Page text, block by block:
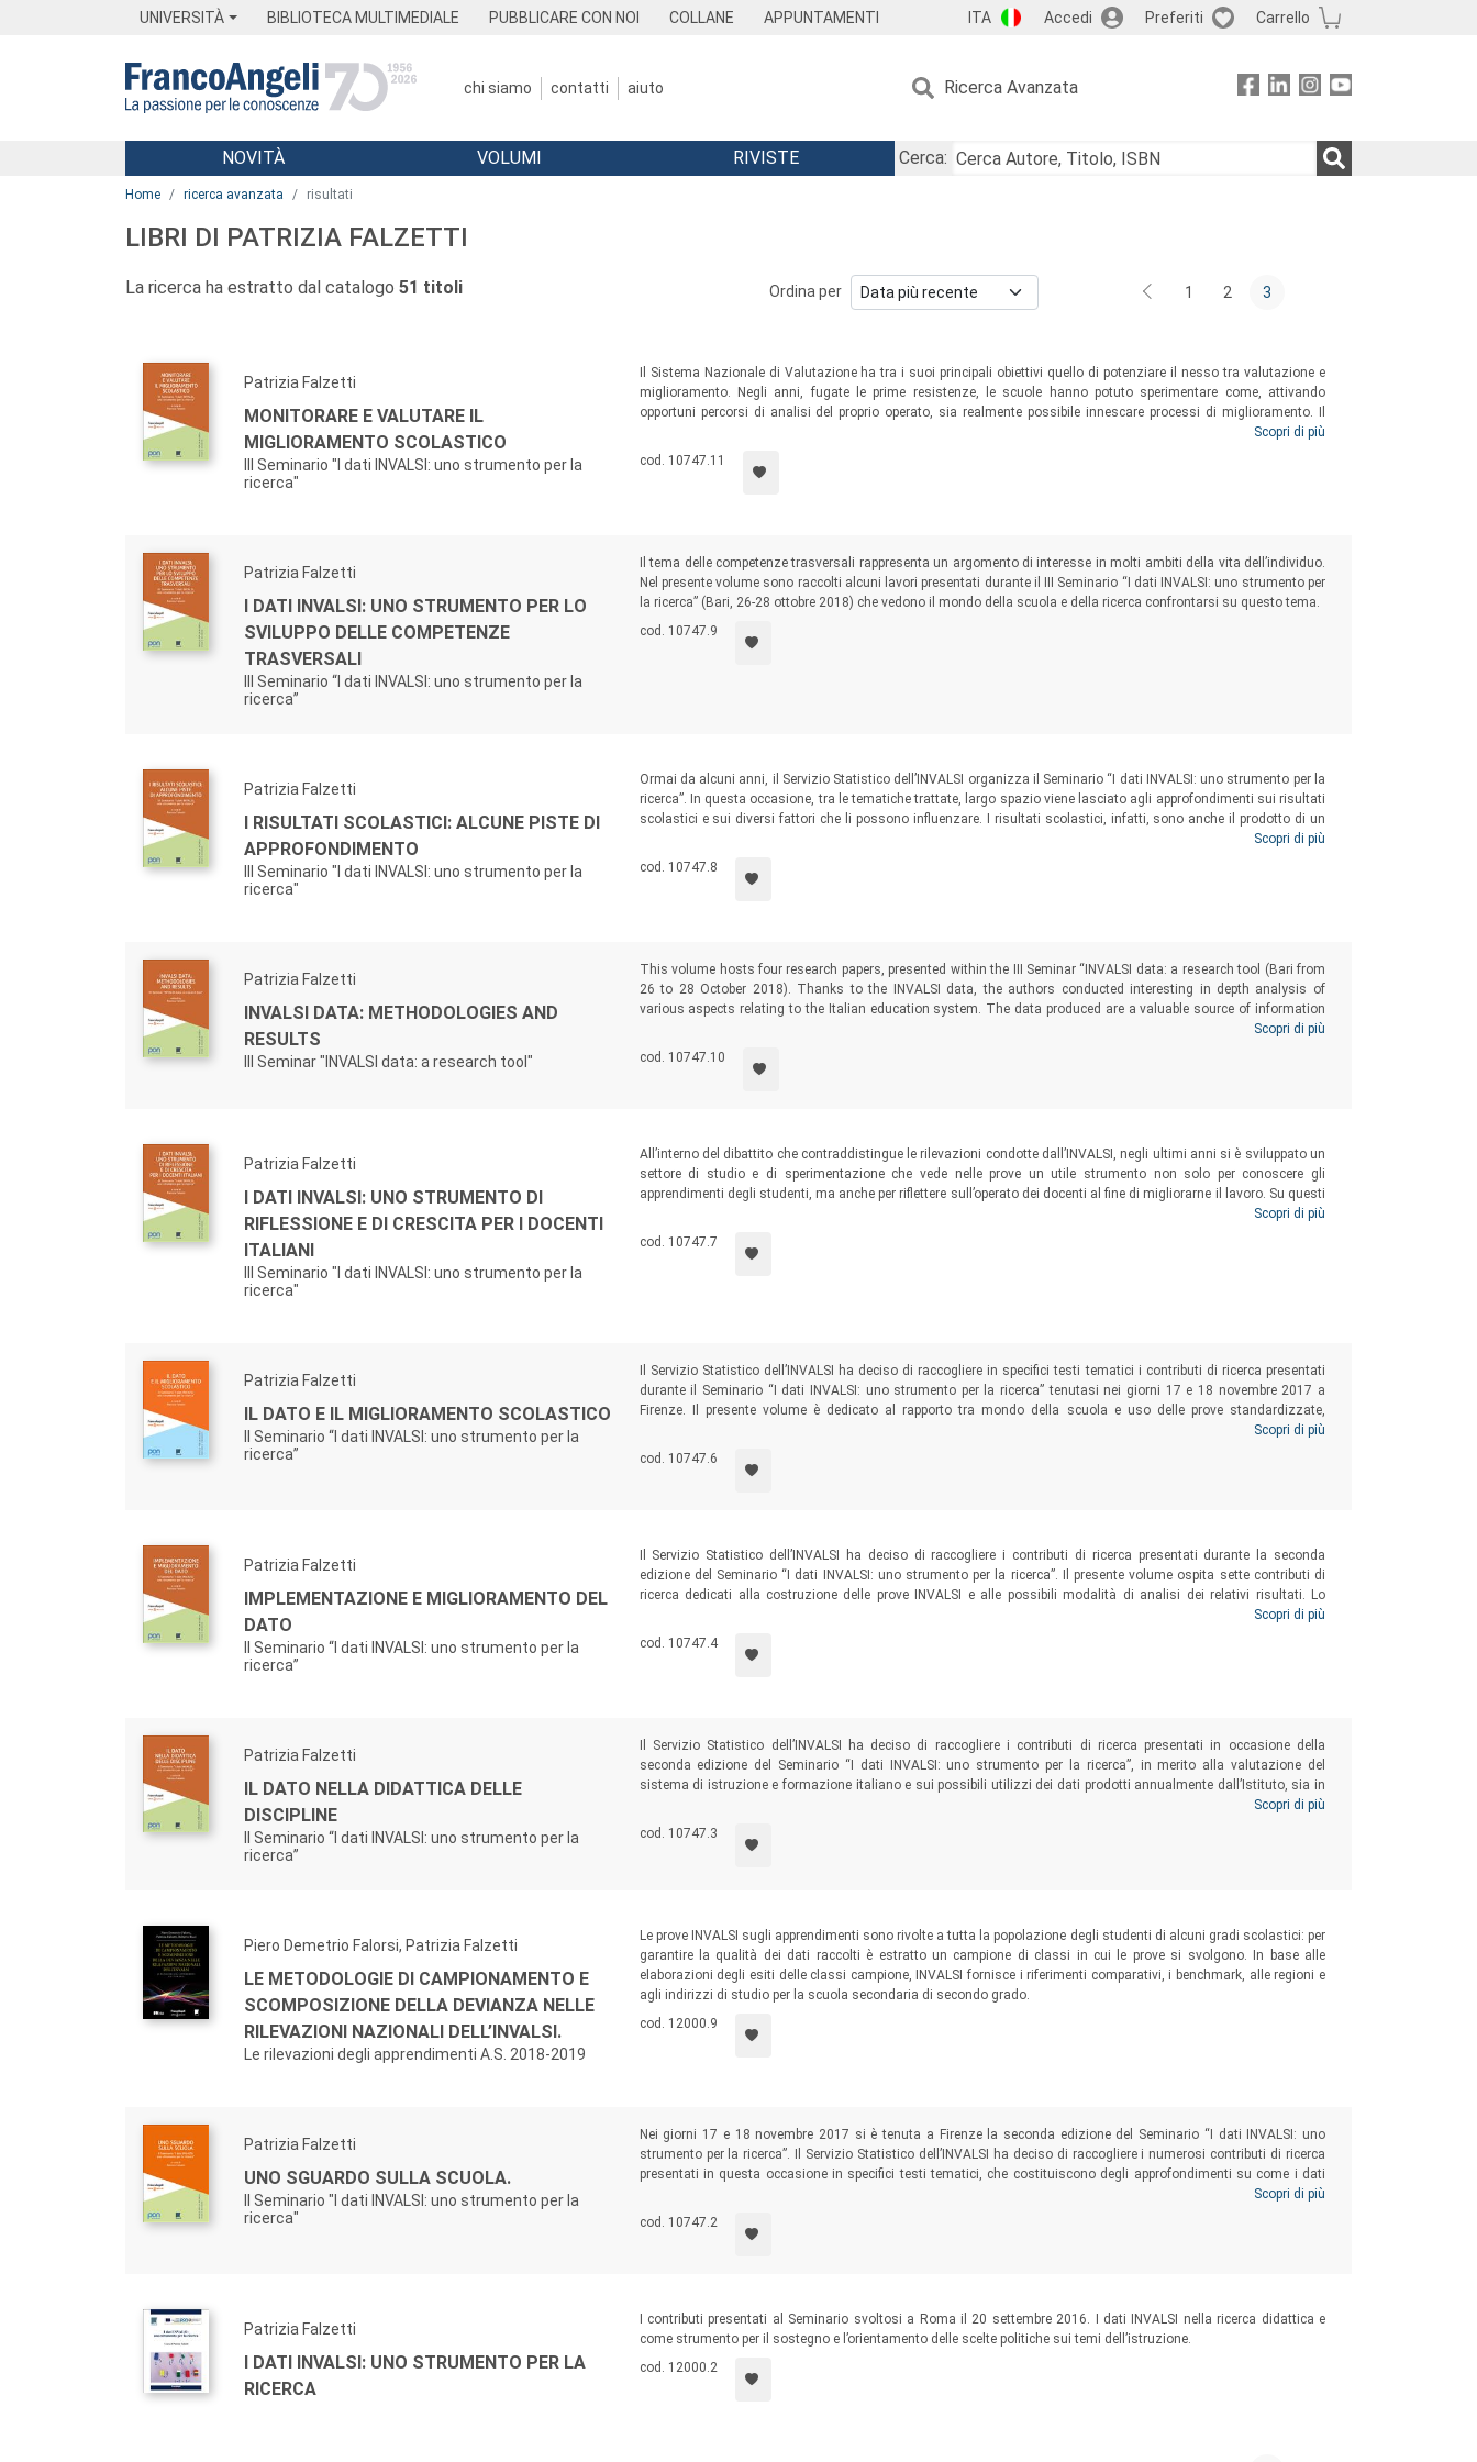
UNIVERSITÀ BIBLIOTECA MULTIMEDIALE PUBBLICARE CON NOI COLLANE APPUNTAMENTI ITA Accedi Preferiti Carrello
chi siamo contatti aiuto Ricerca Avanzata
Menu
NOVITÀ VOLUMI RIVISTE
Cerca:
Home ricerca avanzata risultati
LIBRI DI PATRIZIA FALZETTI
La ricerca ha estratto dal catalogo 51 titoli Ordina per 1 2 3
Patrizia Falzetti
MONITORARE E VALUTARE IL
MIGLIORAMENTO SCOLASTICO
III Seminario "I dati INVALSI: uno strumento per la
ricerca"
Il Sistema Nazionale di Valutazione ha tra i suoi principali obiettivi quello di potenziare il nesso tra valutazione e
miglioramento. Negli anni, fugate le prime resistenze, le scuole hanno potuto sperimentare come, attivando
opportuni percorsi di analisi del proprio operato, sia realmente possibile innescare processi di miglioramento. Il
Seminario, organizzato da alcuni anni dal Servizio Statistico dell’INVALSI, è diventato nel tempo un appuntamento
immancabile per coloro che, da diversi punti di vista, hanno interesse a confrontarsi sulle possibili ricadute, in
ambito didattico o di ricerca empirica, che i dati prodotti dall’Istituto possono generare.
Scopri di più
cod. 10747.11
Patrizia Falzetti
I DATI INVALSI: UNO STRUMENTO PER LO
SVILUPPO DELLE COMPETENZE
TRASVERSALI
III Seminario “I dati INVALSI: uno strumento per la
ricerca”
Il tema delle competenze trasversali rappresenta un argomento di interesse in molti ambiti della vita dell’individuo.
Nel presente volume sono raccolti alcuni lavori presentati durante il III Seminario “I dati INVALSI: uno strumento per
la ricerca” (Bari, 26-28 ottobre 2018) che vedono il mondo della scuola e della ricerca confrontarsi su questo tema.
cod. 10747.9
Patrizia Falzetti
I RISULTATI SCOLASTICI: ALCUNE PISTE DI
APPROFONDIMENTO
III Seminario "I dati INVALSI: uno strumento per la
ricerca"
Ormai da alcuni anni, il Servizio Statistico dell’INVALSI organizza il Seminario “I dati INVALSI: uno strumento per la
ricerca”. In questa occasione, tra le tematiche trattate, largo spazio viene lasciato agli approfondimenti sui risultati
scolastici e sui diversi fattori che li possono influenzare. I risultati scolastici, infatti, sono anche il prodotto di un
processo molto complesso che coinvolge, oltre agli alunni, anche le loro famiglie, le scuole, la comunità scolastica
e i territori. A questi temi è dedicato il presente volume che raccoglie alcune ricerche di approfondimento presentate
alla III edizione del Seminario citato, tenutasi a Bari dal 26 al 28 ottobre 2018.
Scopri di più
cod. 10747.8
Patrizia Falzetti
INVALSI DATA: METHODOLOGIES AND
RESULTS
III Seminar "INVALSI data: a research tool"
This volume hosts four research papers, presented within the III Seminar “INVALSI data: a research tool (Bari from
26 to 28 October 2018). Thanks to the INVALSI data, the authors conducted interesting in depth analysis of
various aspects relating to the Italian education system. The data produced are a valuable source of information
based on which it is possible not only to plan improvement interventions in the didactic field, but also to undertake
stimulating paths of educational research.
Scopri di più
cod. 10747.10
Patrizia Falzetti
I DATI INVALSI: UNO STRUMENTO DI
RIFLESSIONE E DI CRESCITA PER I DOCENTI
ITALIANI
III Seminario "I dati INVALSI: uno strumento per la
ricerca"
All’interno del dibattito che contraddistingue le rilevazioni condotte dall’INVALSI, negli ultimi anni si è sviluppato un
settore di studio e di sperimentazione che vede nelle prove un utile strumento non solo per conoscere gli
apprendimenti degli studenti, ma anche per riflettere sull’operato dei docenti al fine di migliorarne il lavoro. Su questi
temi di ricerca sono incentrati alcuni lavori presentati all’interno del III Seminario “I dati INVALSI: uno strumento per
la ricerca” (Bari, 26-28 ottobre 2018) e che il Servizio Statistico dell’INVALSI ha raccolto nel presente volume.
Scopri di più
cod. 10747.7
Patrizia Falzetti
IL DATO E IL MIGLIORAMENTO SCOLASTICO
II Seminario “I dati INVALSI: uno strumento per la
ricerca”
Il Servizio Statistico dell’INVALSI ha deciso di raccogliere in specifici testi tematici i contributi di ricerca presentati
durante il Seminario “I dati INVALSI: uno strumento per la ricerca” tenutasi nei giorni 17 e 18 novembre 2017 a
Firenze. Il presente volume è dedicato al rapporto tra mondo della scuola e uso delle prove standardizzate,
tematica indagata attraverso riflessioni e analisi scaturite da esperienze concrete di utilizzo delle prove INVALSI al
fine di promuovere il miglioramento scolastico. Largo spazio viene lasciato al punto di vista degli “addetti ai lavori”
del mondo della scuola, che sono tra i principali interlocutori dell’operato dell’Istituto.
Scopri di più
cod. 10747.6
Patrizia Falzetti
IMPLEMENTAZIONE E MIGLIORAMENTO DEL
DATO
II Seminario “I dati INVALSI: uno strumento per la
ricerca”
Il Servizio Statistico dell’INVALSI ha deciso di raccogliere i contributi di ricerca presentati durante la seconda
edizione del Seminario “I dati INVALSI: uno strumento per la ricerca”. Il presente volume ospita sette contributi di
ricerca dedicati alla costruzione delle prove INVALSI e alle possibili modalità di analisi dei relativi risultati. Lo
sviluppo di metodi e modelli statistici e psicometrici è infatti un tema tradizionale, ma in continuo aggiornamento,
nel dibattito scientifico sulle rilevazioni standardizzate dei livelli di apprendimento.
Scopri di più
cod. 10747.4
Patrizia Falzetti
IL DATO NELLA DIDATTICA DELLE
DISCIPLINE
II Seminario “I dati INVALSI: uno strumento per la
ricerca”
Il Servizio Statistico dell’INVALSI ha deciso di raccogliere i contributi di ricerca presentati in occasione della
seconda edizione del Seminario “I dati INVALSI: uno strumento per la ricerca”, in merito alla valutazione del
sistema di istruzione e formazione italiano e sui possibili utilizzi dei dati prodotti annualmente dall’Istituto, sia in
relazione alle applicazioni nel mondo della didattica, sia in relazione a eventuali correnti di interpretazione di
fenomeni complessi come quello educativo.
Scopri di più
cod. 10747.3
Piero Demetrio Falorsi, Patrizia Falzetti
LE METODOLOGIE DI CAMPIONAMENTO E
SCOMPOSIZIONE DELLA DEVIANZA NELLE
RILEVAZIONI NAZIONALI DELL’INVALSI.
Le rilevazioni degli apprendimenti A.S. 2018-2019
Le prove INVALSI sugli apprendimenti sono rivolte a tutta la popolazione degli studenti di alcuni gradi scolastici: per
garantire la qualità dei dati raccolti è estratto un campione di classi in cui le prove si svolgono. In base alle
elaborazioni degli esiti delle classi campione, INVALSI fornisce i riferimenti comparativi, i benchmark, alle regioni e
agli indirizzi di studio per la scuola secondaria di secondo grado.
cod. 12000.9
Patrizia Falzetti
UNO SGUARDO SULLA SCUOLA.
Il Seminario "I dati INVALSI: uno strumento per la
ricerca"
Nei giorni 17 e 18 novembre 2017 si è tenuta a Firenze la seconda edizione del Seminario “I dati INVALSI: uno
strumento per la ricerca”. Il Servizio Statistico dell’INVALSI ha deciso di raccogliere i numerosi contributi di ricerca
presentati in questa occasione in specifici testi tematici, che costituiscono degli approfondimenti su come i dati
INVALSI possano contribuire ad approfondire l’interpretazione del mondo scolastico, nelle sue diverse
sfaccettature.
Scopri di più
cod. 10747.2
Patrizia Falzetti
I DATI INVALSI: UNO STRUMENTO PER LA
RICERCA
I contributi presentati al Seminario svoltosi a Roma il 20 settembre 2016. I dati INVALSI nella ricerca didattica e
come strumento per il sostegno e l’orientamento delle scelte politiche sui temi dell’istruzione.
cod. 12000.2